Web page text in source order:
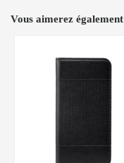
Vous aimerez également